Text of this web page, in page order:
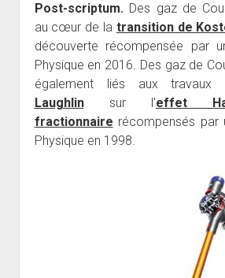
Post-scriptum.Des gaz de
au cœur de la transition de
découverte récompensée par
Physique en 2016. Des gaz de
également liés aux
Laughlinsur l'effet
fractionnaire récompensés par
Physique en 1998.